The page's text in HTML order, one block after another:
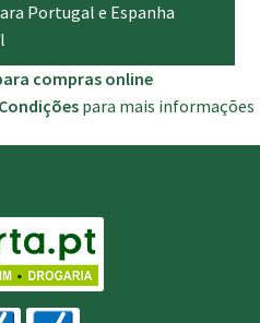
Portugal e Espanha
compras online
para mais informações